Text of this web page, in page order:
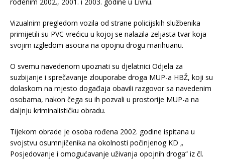
Vizualnim pregledom vozila od strane policijskih službenika
primijetili su PVC vrećicu u kojoj se nalazila zeljasta tvar koja
svojim izgledom asocira na opojnu drogu marihuanu.
O svemu navedenom upoznati su djelatnici Odjela za
suzbijanje i sprečavanje zlouporabe droga MUP-a HBŽ, koji su
dolaskom na mjesto događaja obavili razgovor sa navedenim
osobama, nakon čega su ih pozvali u prostorije MUP-a na
daljnju kriminalističku obradu.
Tijekom obrade je osoba rođena 2002. godine ispitana u
svojstvu osumnjičenika na okolnosti počinjenog KD „
Posjedovanje i omogućavanje uživanja opojnih droga“ iz čl.